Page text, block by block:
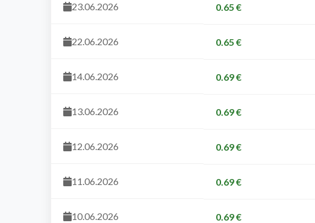
23.06.2026 0.65 €
22.06.2026 0.65 €
14.06.2026 0.69 €
13.06.2026 0.69 €
12.06.2026 0.69 €
11.06.2026 0.69 €
10.06.2026 0.69 €